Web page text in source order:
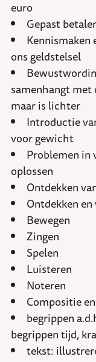
euro
Gepast
Kennismaken
ons geldstelsel
samenhangt
maar is lichter
Introductie
voor gewicht
Problemen in
oplossen
Ontdekken
Ontdekken
Bewegen
Zingen
Spelen
Luisteren
Noteren
Compositie
begrippen
begrippen tijd,
tekst: